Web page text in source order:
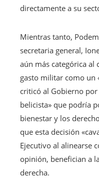
directamente a su
Mientras tanto,
secretaria general,
aún más categórica al
gasto militar como un
criticó al Gobierno
belicista» que podría
bienestar y los
que esta decisión
Ejecutivo al alinearse
opinión, benefician a
derecha.